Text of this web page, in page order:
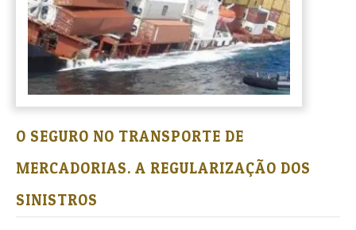
O SEGURO NO TRANSPORTE DE
MERCADORIAS. A REGULARIZAÇÃO DOS
SINISTROS